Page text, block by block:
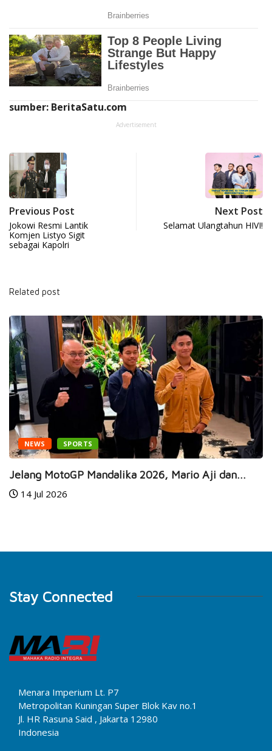
sumber: BeritaSatu.com
Advertisement
Previous Post
Jokowi Resmi Lantik
Komjen Listyo Sigit
sebagai Kapolri
Next Post
Selamat Ulangtahun HIVI!
Related post
NEWS SPORTS
Jelang MotoGP Mandalika 2026, Mario Aji dan...
14 Jul 2026
Stay Connected
Menara Imperium Lt. P7
Metropolitan Kuningan Super Blok Kav no.1
Jl. HR Rasuna Said , Jakarta 12980
Indonesia